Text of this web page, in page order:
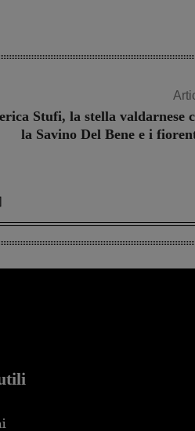
Stufi, la stella valdarnese
la Savino Del Bene e i